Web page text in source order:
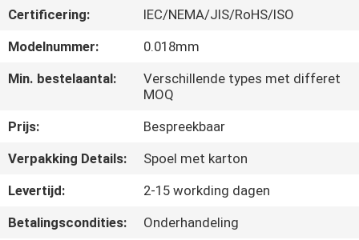
FABRIEKSREIS
KWALITEITSCONTROLE
CONTACTEER
ONS
NIEUWS
Certificering:
IEC/NEMA/JIS/RoHS/ISO
Modelnummer:
0.018mm
Min. bestelaantal:
Verschillende types met differet
MOQ
Prijs:
Bespreekbaar
Verpakking Details:
Spoel met karton
Levertijd:
2-15 workding dagen
Betalingscondities:
Onderhandeling